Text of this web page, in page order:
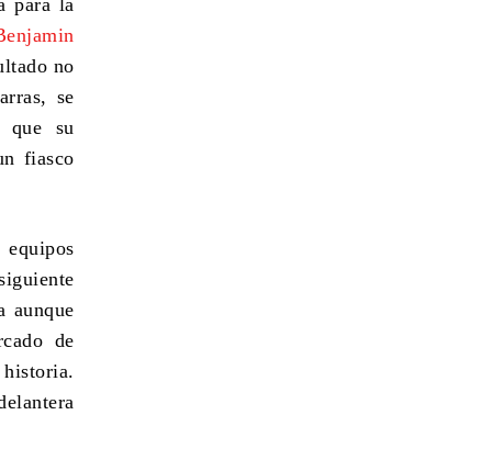
para la
no
se
que su
fiasco
aunque
de